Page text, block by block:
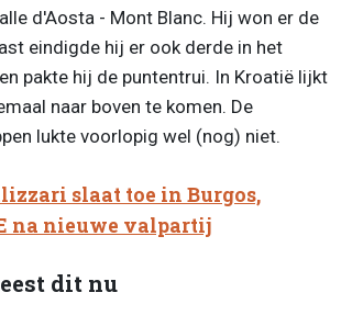
d'Aosta - Mont Blanc. Hij won er de
eindigde hij er ook derde in het
pakte hij de puntentrui. In Kroatië lijkt
naar boven te komen. De
lukte voorlopig wel (nog) niet.
slaat toe in Burgos,
na nieuwe valpartij
dit nu